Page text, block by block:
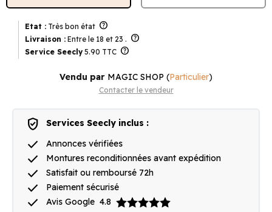
Etat : Très bon état help
Livraison : Entre le 18 et 23 . help
Service Seecly 5.90 TTC help
Vendu par MAGIC SHOP (Particulier)
Contacter le vendeur
verified_user Services Seecly inclus :
done Annonces vérifiées
done Montures reconditionnées avant expédition
done Satisfait ou remboursé 72h
done Paiement sécurisé
done Avis Google 4.8